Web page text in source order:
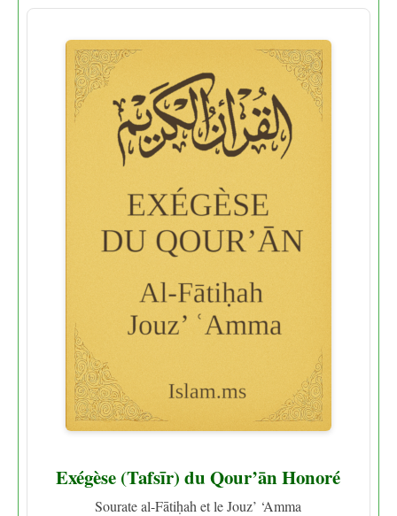
Exégèse (Tafsīr) du Qour’ān Honoré
Sourate al-Fātiḥah et le Jouz’ ‘Amma